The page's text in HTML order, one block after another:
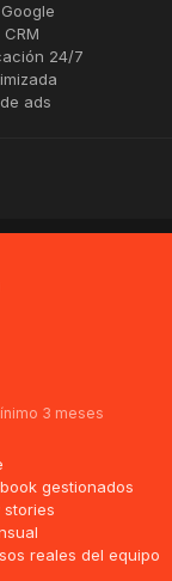
24/7
ads
3 meses
gestionados
stories
reales del equipo